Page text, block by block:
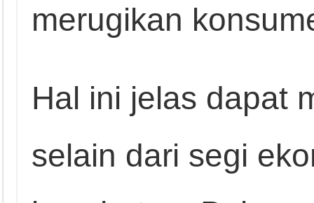
merugikan
Hal ini jelas dapat
selain dari segi